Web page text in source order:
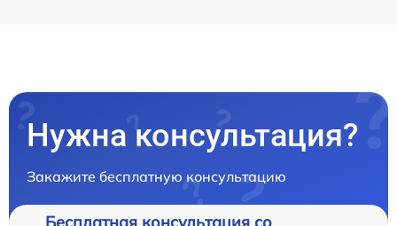
Нужна консультация?
Закажите бесплатную консультацию